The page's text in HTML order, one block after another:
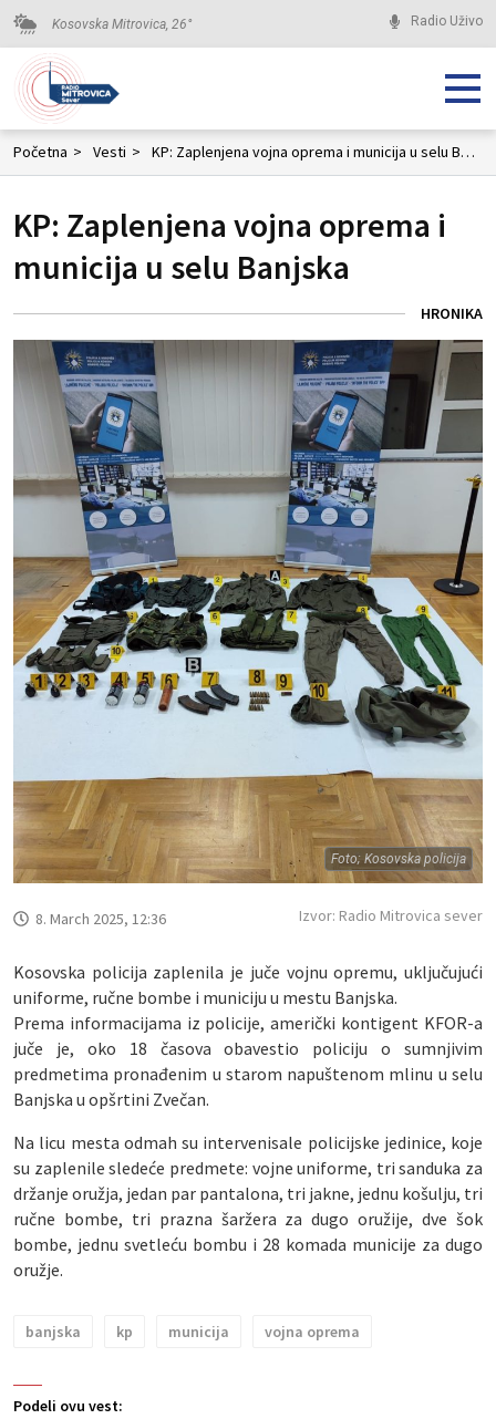
Kosovska Mitrovica, 26° Radio Uživo
Početna > Vesti > KP: Zaplenjena vojna oprema i municija u selu Banjska
KP: Zaplenjena vojna oprema i
municija u selu Banjska
HRONIKA
Foto; Kosovska policija
Podeli ovu vest:
8. March 2025, 12:36 Izvor: Radio Mitrovica sever
Kosovska policija zaplenila je juče vojnu opremu, uključujući
uniforme, ručne bombe i municiju u mestu Banjska.
Prema informacijama iz policije, američki kontigent KFOR-a
juče je, oko 18 časova obavestio policiju o sumnjivim
predmetima pronađenim u starom napuštenom mlinu u selu
Banjska u opšrtini Zvečan.
Na licu mesta odmah su intervenisale policijske jedinice, koje
su zaplenile sledeće predmete: vojne uniforme, tri sanduka za
držanje oružja, jedan par pantalona, tri jakne, jednu košulju, tri
ručne bombe, tri prazna šaržera za dugo oružije, dve šok
bombe, jednu svetleću bombu i 28 komada municije za dugo
oružje.
banjska kp municija vojna oprema